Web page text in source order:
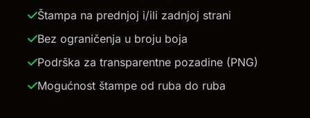
Štampa na prednjoj i/ili zadnjoj strani
Bez ograničenja u broju boja
Podrška za transparentne pozadine (PNG)
Mogućnost štampe od ruba do ruba